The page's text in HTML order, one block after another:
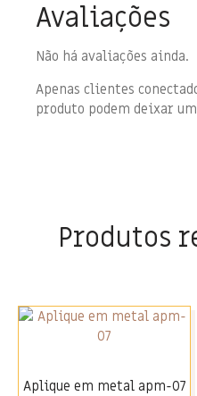
Avaliações
Não há avaliações ainda.
Apenas clientes
produto podem deixar
Produtos
Aplique em metal apm-07